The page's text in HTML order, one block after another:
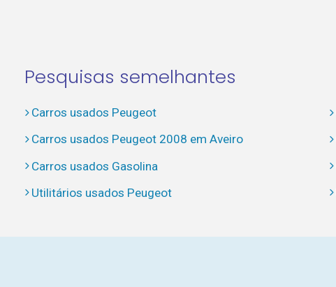
Pesquisas semelhantes
Carros usados Peugeot
Carros usados Peugeot 2008 em Aveiro
Carros usados Gasolina
Utilitários usados Peugeot